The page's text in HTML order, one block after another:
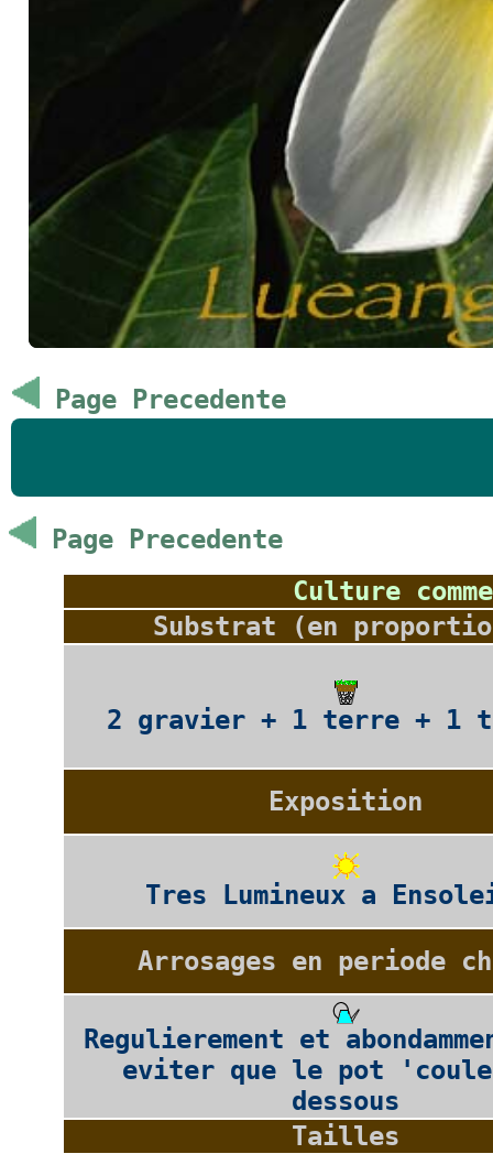
Page Precedente
Page Precedente
Culture
Substrat (en
2 gravier + 1 terre + 1
Exposition
Tres Lumineux a
Arrosages en periode
Regulierement et
eviter que le pot
dessous
Tailles